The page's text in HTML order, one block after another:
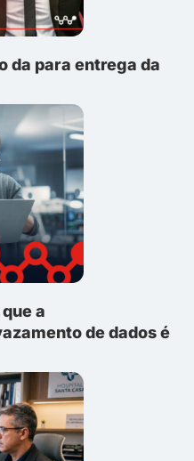
da para entrega da
a
de dados é